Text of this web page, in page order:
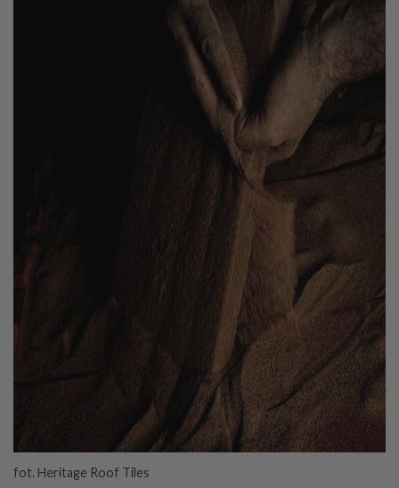
fot. Heritage Roof Tiles